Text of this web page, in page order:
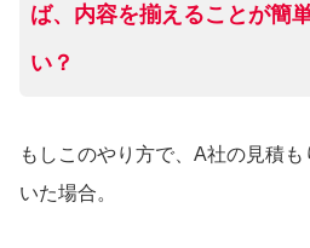
ば、内容を揃えることが簡
い？
もしこのやり方で、A社の見積
いた場合。